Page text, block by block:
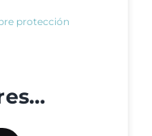
protección